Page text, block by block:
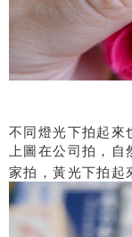
不同燈光下拍起來
上圖在公司拍，
家拍，黃光下拍起